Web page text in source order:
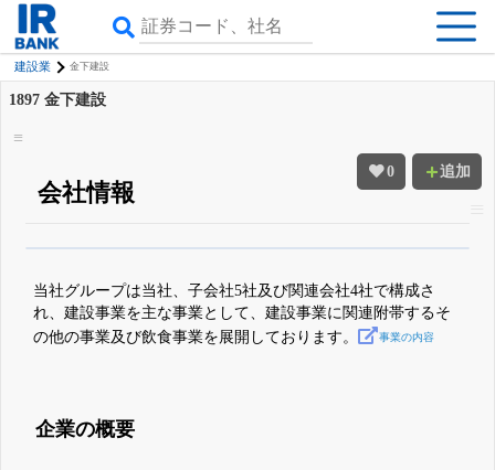
建設業 金下建設
0 追加
1897 金下建設
会社情報
詳しく見られる無料でβ版をはじめる
登録すると永久30%OFFと米株版の先行利用も付きます
当社グループは当社、子会社5社及び関連会社4社で構成さ
れ、建設事業を主な事業として、建設事業に関連附帯するそ
の他の事業及び飲食事業を展開しております。
事業の内容
企業の概要